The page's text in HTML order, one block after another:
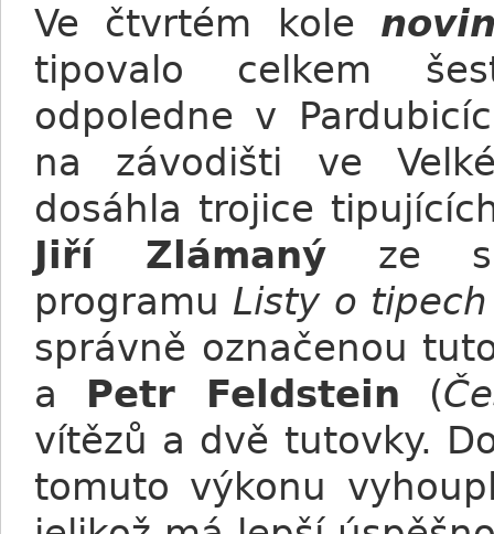
Ve čtvrtém kole
tipovalo celkem
odpoledne v
na závodišti ve
dosáhla trojice
Jiří Zlámaný ze
programu Listy o tipech
správně označenou
a Petr Feldstein (
vítězů a dvě tutovky.
tomuto výkonu